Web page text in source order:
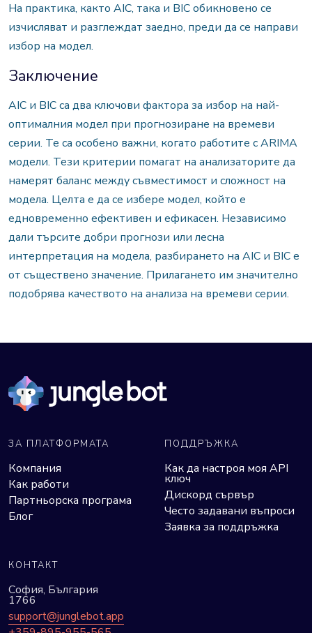
На практика, както AIC, така и BIC обикновено се
изчисляват и разглеждат заедно, преди да се направи
избор на модел.
Заключение
AIC и BIC са два ключови фактора за избор на най-
оптималния модел при прогнозиране на времеви
серии. Те са особено важни, когато работите с ARIMA
модели. Тези критерии помагат на анализаторите да
намерят баланс между съвместимост и сложност на
модела. Целта е да се избере модел, който е
едновременно ефективен и ефикасен. Независимо
дали търсите добри прогнози или лесна
интерпретация на модела, разбирането на AIC и BIC е
от съществено значение. Прилагането им значително
подобрява качеството на анализа на времеви серии.
ЗА ПЛАТФОРМАТА
Компания
Как работи
Партньорска програма
Блог
ПОДДРЪЖКА
Как да настроя моя API
ключ
Дискорд сървър
Често задавани въпроси
Заявка за поддръжка
КОНТАКТ
София, България
1766
support@junglebot.app